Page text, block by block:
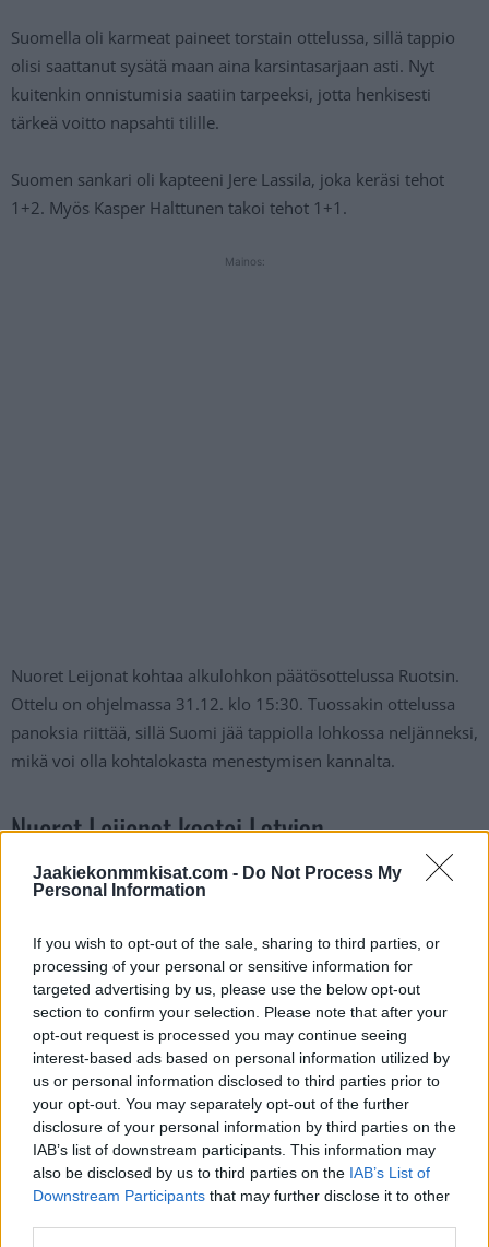
Jaakiekonmmkisat.com - Do Not Process My
Personal Information
If you wish to opt-out of the sale, sharing to third parties, or
processing of your personal or sensitive information for
targeted advertising by us, please use the below opt-out
section to confirm your selection. Please note that after your
opt-out request is processed you may continue seeing
interest-based ads based on personal information utilized by
us or personal information disclosed to third parties prior to
your opt-out. You may separately opt-out of the further
disclosure of your personal information by third parties on the
IAB’s list of downstream participants. This information may
also be disclosed by us to third parties on the IAB’s List of
Downstream Participants that may further disclose it to other
Suomella oli karmeat paineet torstain ottelussa, sillä tappio
olisi saattanut sysätä maan aina karsintasarjaan asti. Nyt
kuitenkin onnistumisia saatiin tarpeeksi, jotta henkisesti
tärkeä voitto napsahti tilille.
Suomen sankari oli kapteeni Jere Lassila, joka keräsi tehot
1+2. Myös Kasper Halttunen takoi tehot 1+1.
Mainos:
Nuoret Leijonat kohtaa alkulohkon päätösottelussa Ruotsin.
Ottelu on ohjelmassa 31.12. klo 15:30. Tuossakin ottelussa
panoksia riittää, sillä Suomi jää tappiolla lohkossa neljänneksi,
mikä voi olla kohtalokasta menestymisen kannalta.
Nuoret Leijonat kaatoi Latvian
https://twitter.com/dplussportfi/status/17407701024070166
Edellinen artikkeli
Nuorilla Leijonilla kohtalon
hetket – tässä Latvia-ottelun
Seuraava artikkeli
Saksan Julian Lutz juhli voittoa
Suomesta huvittavasti – heitti